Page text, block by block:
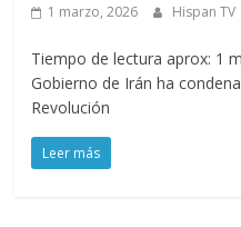
1 marzo, 2026 Hispan TV
Tiempo de lectura aprox: 1
Gobierno de Irán ha
Revolución
Leer más